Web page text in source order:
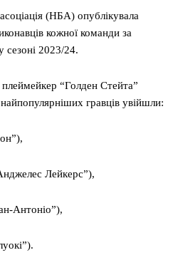
(НБА) опублікувала
кожної команди за
сезоні 2023/24.
“Голден Стейта”
гравців увійшли:
Лейкерс”),
Антоніо”),